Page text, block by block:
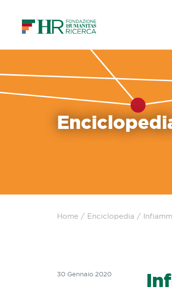
Navigazione
Home / Enciclopedia /
30 Gennaio 2020